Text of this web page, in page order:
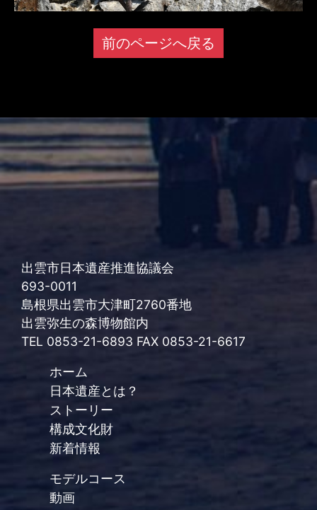
前のページへ戻る
出雲市日本遺産推進協議会
693-0011
島根県出雲市大津町2760番地
出雲弥生の森博物館内
TEL 0853-21-6893 FAX 0853-21-6617
ホーム
日本遺産とは？
ストーリー
構成文化財
新着情報
モデルコース
動画